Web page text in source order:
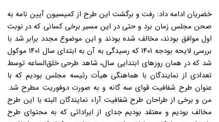
خضریان ادامه داد: رفت و برگشت این طرح از کمیسیون آیین نامه به
صحن مجلس زمان برد و حتی در این مسیر برخی کسانی که در نوبت
اول موافق بودند، مخالف شده بودند و این موضوع مجدد برابر شد با
بررسی لایحه بودجه ۱۴۰۱ که رسیدگی به آن به ابتدای سال ۱۴۰۱ موکول
شد که در همان روزهای ابتدایی سال، شاهد طرحی خلق‌الساعه توسط
تعدادی از نمایندگان با هماهنگی هیأت رئیسه مجلس بودیم که با
عنوان طرح شفافیت قوای سه گانه و به صورت دوفوریت مطرح شد.
من و برخی از طراحان طرح شفافیت آراء نمایندگان البته با این طرح
مخالف بودیم و معتقد بودیم جدای از ایراداتی که به محتوای طرح